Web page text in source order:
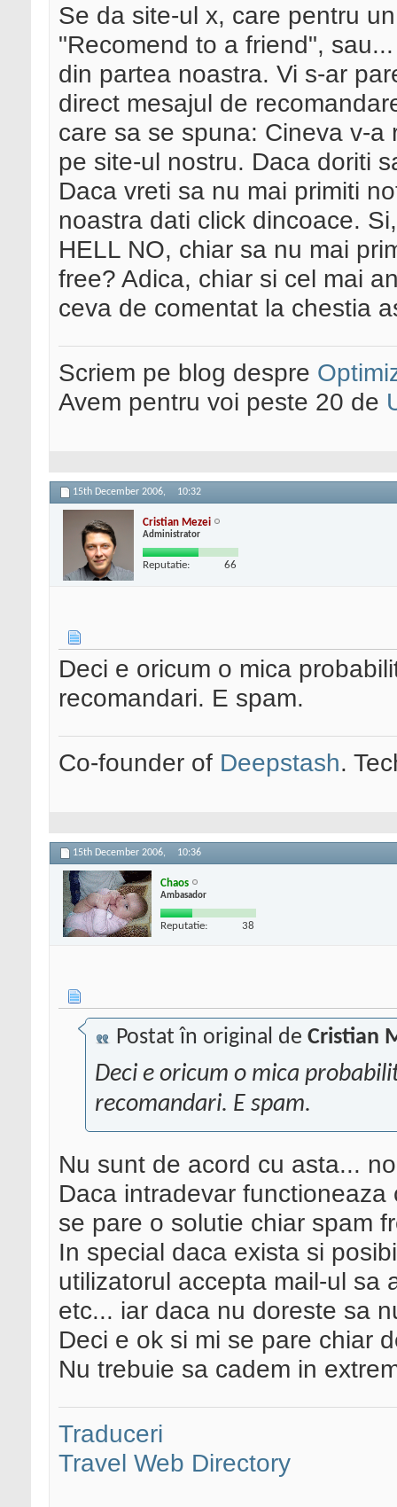
Se da site-ul x, care pentru
"Recomend to a friend",
din partea noastra. Vi s-ar
direct mesajul de
care sa se spuna: Cineva v-
pe site-ul nostru. Daca doriti
Daca vreti sa nu mai primiti
noastra dati click dincoace.
HELL NO, chiar sa nu mai
free? Adica, chiar si cel mai
ceva de comentat la chestia
Scriem pe blog despre
Avem pentru voi peste 20 de
15th December 2006, 10:32
Cristian Mezei
Administrator
Reputatie: 66
Deci e oricum o mica
recomandari. E spam.
Co-founder of Deepstash.
15th December 2006, 10:36
Chaos
Ambasador
Reputatie: 38
Postat în original de Cristian
Deci e oricum o mica
recomandari. E spam.
Nu sunt de acord cu asta...
Daca intradevar
se pare o solutie chiar spam
In special daca exista si
utilizatorul accepta mail-ul sa
etc... iar daca nu doreste sa
Deci e ok si mi se pare chiar
Nu trebuie sa cadem in
Traduceri
Travel Web Directory